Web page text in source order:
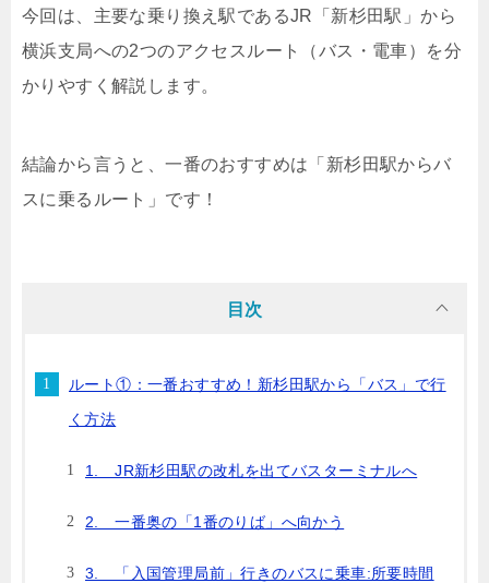
今回は、主要な乗り換え駅であるJR「新杉田駅」から
横浜支局への2つのアクセスルート（バス・電車）を分
かりやすく解説します。
結論から言うと、一番のおすすめは「新杉田駅からバ
スに乗るルート」です！
目次
ルート①：一番おすすめ！新杉田駅から「バス」で行
く方法
1. JR新杉田駅の改札を出てバスターミナルへ
2. 一番奥の「1番のりば」へ向かう
3. 「入国管理局前」行きのバスに乗車:所要時間